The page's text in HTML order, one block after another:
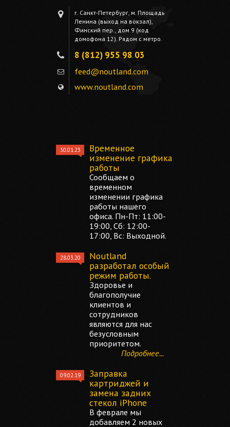
г. Санкт-Петербург, м. Площадь
Ленина (выход на вокзал),
Финский пер., дом 9 (код
домофона 12). Рядом с метро.
8 (812) 955 98 03
feed@noutland.com
www.noutland.com
30.01.23
Временное
изменение графика
работы
Сообщаем о
временном
изменении графика
работы нашего
офиса. Пн-Пт: 11:00-
19:00, Сб: 12:00-
17:00, Вс: Выходной.
28.03.20
Noutland
разработал особый
режим работы.
Здоровье и
благополучие
клиентов и
сотрудников
являются для нас
безусловным
приоритетом.
Подробнее...
09.02.19
Заправка
картриджей и
замена задних
стекол iPhone
В феврале мы
добавляем 2 новых